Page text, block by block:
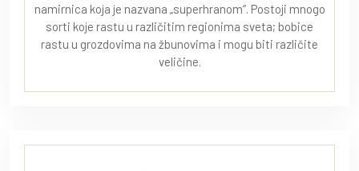
namirnica koja je nazvana „superhranom“. Postoji mnogo
sorti koje rastu u različitim regionima sveta; bobice
rastu u grozdovima na žbunovima i mogu biti različite
veličine.